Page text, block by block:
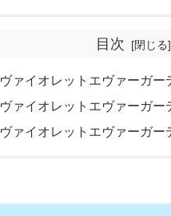
目次
ヴァイオレットエヴァーガー
ヴァイオレットエヴァーガー
ヴァイオレットエヴァーガー